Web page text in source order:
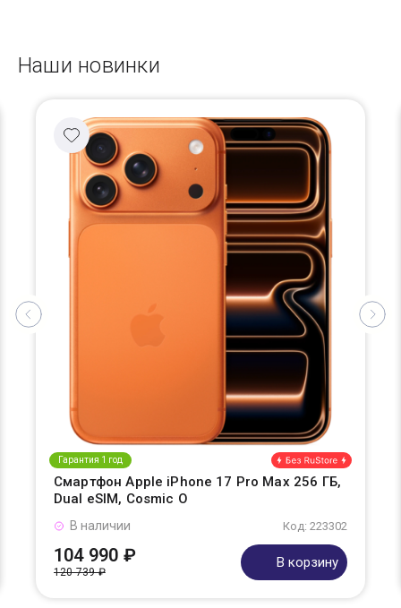
Наши новинки
Гарантия 1 год
Смартфон Apple iPhone 17 Pro Max 256 ГБ,
Dual eSIM, Cosmic O
Код: 223302
В наличии
104 990 ₽
120 739 ₽
В корзину